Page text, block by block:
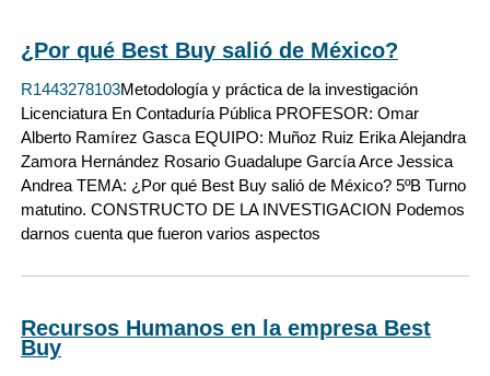
¿Por qué Best Buy salió de México?
R1443278103Metodología y práctica de la investigación
Licenciatura En Contaduría Pública PROFESOR: Omar
Alberto Ramírez Gasca EQUIPO: Muñoz Ruiz Erika Alejandra
Zamora Hernández Rosario Guadalupe García Arce Jessica
Andrea TEMA: ¿Por qué Best Buy salió de México? 5ºB Turno
matutino. CONSTRUCTO DE LA INVESTIGACION Podemos
darnos cuenta que fueron varios aspectos
Recursos Humanos en la empresa Best
Buy